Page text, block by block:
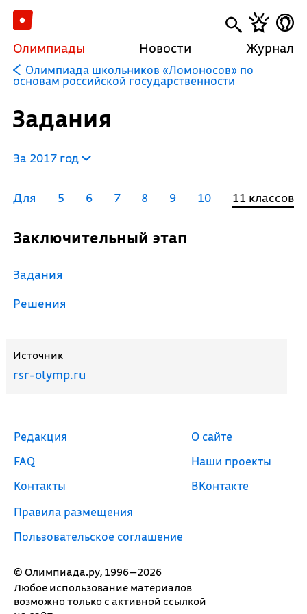
Олимпиады Новости Журнал
Олимпиада школьников «Ломоносов» по
основам российской государственности
Задания
За 2017 год
Для 5 6 7 8 9 10 11 классов
Заключительный этап
Задания
Решения
Источник
rsr-olymp.ru
© Олимпиада.ру, 1996—2026
Любое использование материалов
возможно только с активной ссылкой
Редакция
FAQ
Контакты
Правила размещения
Пользовательское соглашение
О сайте
Наши проекты
ВКонтакте